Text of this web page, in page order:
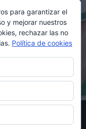
C.F.
Maestre
para garantizar el
y mejorar nuestros
rechazar las no
Política de cookies